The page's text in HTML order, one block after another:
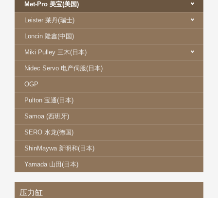
Met-Pro 美宝(美国)
Leister 莱丹(瑞士)
Loncin 隆鑫(中国)
Miki Pulley 三木(日本)
Nidec Servo 电产伺服(日本)
OGP
Pulton 宝通(日本)
Samoa (西班牙)
SERO 水龙(德国)
ShinMaywa 新明和(日本)
Yamada 山田(日本)
压力缸